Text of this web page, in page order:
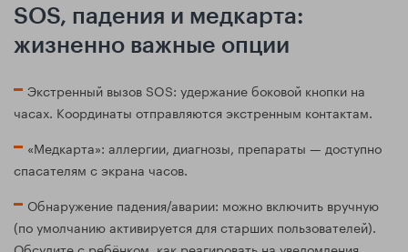
SOS, падения и медкарта:
жизненно важные опции
Экстренный вызов SOS: удержание боковой кнопки на
часах. Координаты отправляются экстренным контактам.
«Медкарта»: аллергии, диагнозы, препараты — доступно
спасателям с экрана часов.
Обнаружение падения/аварии: можно включить вручную
(по умолчанию активируется для старших пользователей).